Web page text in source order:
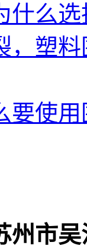
什么
，塑
要使
州市